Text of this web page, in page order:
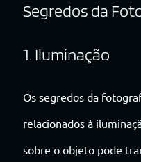
Segredos da
1. Iluminação
Os segredos da
relacionados à
sobre o objeto pode